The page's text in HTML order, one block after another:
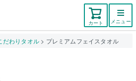
カート メニュー
だわりタオル プレミアムフェイスタオル